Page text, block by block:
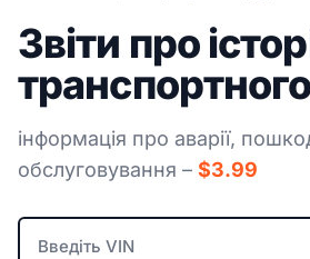
Звіти про
інформація про аварії,
обслуговування – $3.99